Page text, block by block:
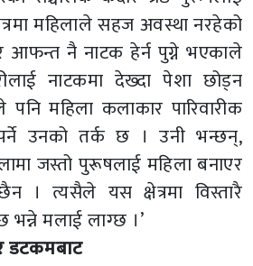
महिलाले सहज अवस्था नरहेको
आफन्त नै नाटक हेर्न पुग्ने भएकाले
नाटकमा देख्दा पेशा छोड्न
महिला कलाकार पारिवारीक
उनको तर्क छ । उनी भन्छन्,
जस्तो पुरूषलाई महिला बनाएर
। त्यसैले यस क्षेत्रमा विस्तारै
मलाई लाग्छ ।’
डटकमबाट